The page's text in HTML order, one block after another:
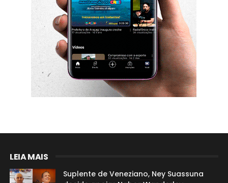
LEIA MAIS
Suplente de Veneziano, Ney Suassuna